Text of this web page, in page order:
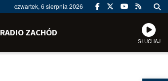
czwartek, 6 sierpnia 2026
RADIO ZACHÓD
SŁUCHAJ